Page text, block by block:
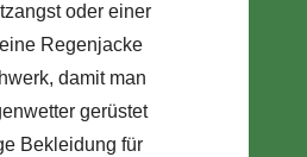
oder einer
Regenjacke
damit man
gerüstet
Bekleidung für